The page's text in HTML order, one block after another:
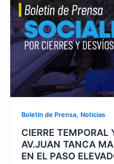
Boletín de Prensa, Noticias
CIERRE TEMPORAL
AV.JUAN TANCA
EN EL PASO